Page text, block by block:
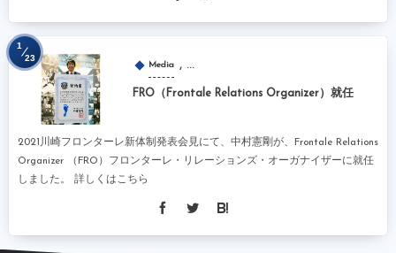
Media , …
FRO（Frontale Relations Organizer）就任
2021川崎フロンターレ新体制発表会見にて、中村憲剛が、Frontale Relations
Organizer （FRO）フロンターレ・リレーションズ・オーガナイザーに就任
しました。 詳しくはこちら
1
23